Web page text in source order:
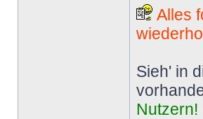
Alles
Sieh' in
Nutzern!